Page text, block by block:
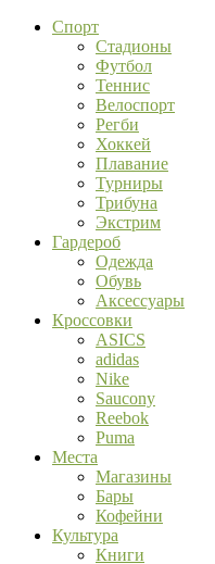
Спорт
Стадионы
Футбол
Теннис
Велоспорт
Регби
Хоккей
Плавание
Турниры
Трибуна
Экстрим
Гардероб
Одежда
Обувь
Аксессуары
Кроссовки
ASICS
adidas
Nike
Saucony
Reebok
Puma
Места
Магазины
Бары
Кофейни
Культура
Книги